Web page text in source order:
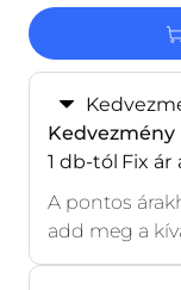
Kedvezmény
1 db-tól Fix ár
A pontos
add meg a